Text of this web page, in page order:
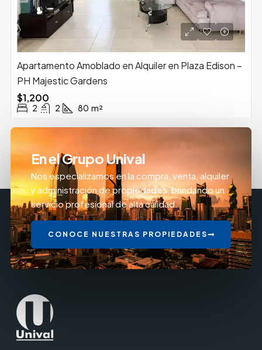
Apartamento Amoblado en Alquiler en Plaza Edison –
PH Majestic Gardens
$1,200
2 2 80 m²
En el Grupo Unival
Nos especializamos en la compra, venta, alquiler
y administración de propiedades, brindando un
servicio profesional de alta calidad.
CONOCE NUESTRAS PROPIEDADES